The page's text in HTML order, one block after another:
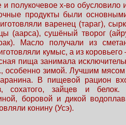
и полукочевое х-во
продукты были
варенец (тараг),
(аарса), сушёный творог
Масло получали из
кумыс, а из
пища занимала
особенно зимой. Лучшим мясом
В пищевой рацион
сохатого, зайцев и белок.
боровой и дикой
конину (Усэ).